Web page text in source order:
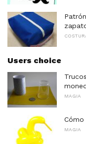
Users choice
MAGIA
Cómo
MAGIA